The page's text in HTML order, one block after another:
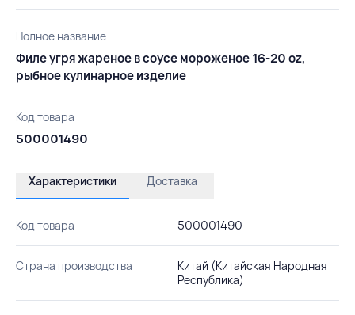
Полное название
Филе угря жареное в соусе мороженое 16-20 oz,
рыбное кулинарное изделие
Код товара
500001490
Характеристики Доставка
Код товара 500001490
Страна производства
Китай (Китайская Народная
Республика)